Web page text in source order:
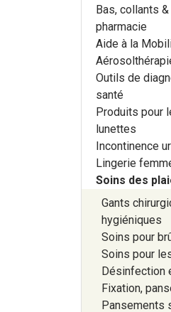
Bas, collants
pharmacie
Aide à la
Outils de
santé
Produits pour
lunettes
Incontinence
Lingerie
Soins des
Gants
hygiéniques
Soins pour
Soins pour
Désinfection
Fixation,
Pansements